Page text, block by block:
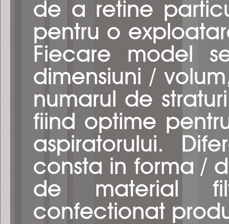
de a retine
pentru o
Fiecare model
dimensiuni /
numarul de
fiind optime
aspiratorului.
consta in forma /
de material
confectionat